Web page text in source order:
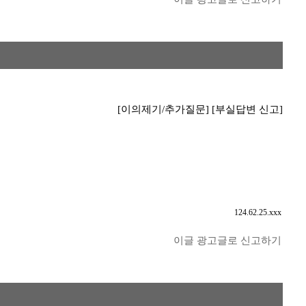
[이의제기/추가질문] [부실답변 신고]
124.62.25.xxx
이글 광고글로 신고하기